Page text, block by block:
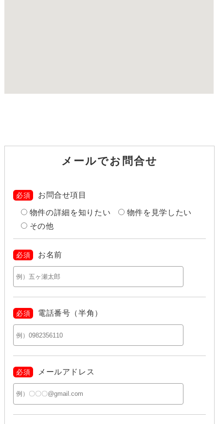
メールでお問合せ
必須 お問合せ項目
物件の詳細を知りたい
物件を見学したい
その他
必須 お名前
必須 電話番号（半角）
必須 メールアドレス